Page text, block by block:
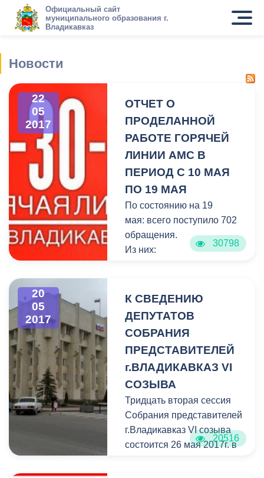
Официальный сайт
муниципального образования г.
Владикавказ
Новости
22
05
2017
ОТЧЕТ О
ПРОДЕЛАННОЙ
РАБОТЕ ГОРЯЧЕЙ
ЛИНИИ АМС В
ПЕРИОД С 10 МАЯ
ПО 19 МАЯ
По состоянию на 19
мая: всего поступило 702
обращения.
Из них:
- снято с контроля –47
30798
20
05
2017
К СВЕДЕНИЮ
ДЕПУТАТОВ
СОБРАНИЯ
ПРЕДСТАВИТЕЛЕЙ
г.ВЛАДИКАВКАЗ VI
СОЗЫВА
Тридцать вторая сессия
Собрания представителей
г.Владикавказ VI созыва
состоится 26 мая 2017г. в
20516